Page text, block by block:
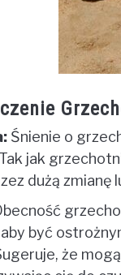
Śnienie o
jak
dużą zmianę
być
że